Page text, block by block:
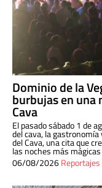
Dominio de la
burbujas en una
Cava
El pasado sábado 1 de
del cava, la
del Cava, una cita que
las noches más
06/08/2026Reportajes